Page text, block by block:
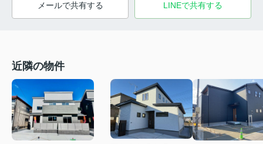
メールで共有する LINEで共有する
近隣の物件